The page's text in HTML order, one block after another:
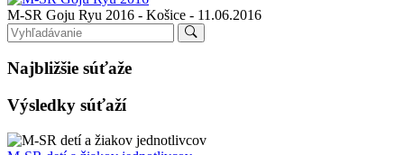
M-SR Goju Ryu 2016 - Košice - 11.06.2016
Najbližšie súťaže
Výsledky súťaží